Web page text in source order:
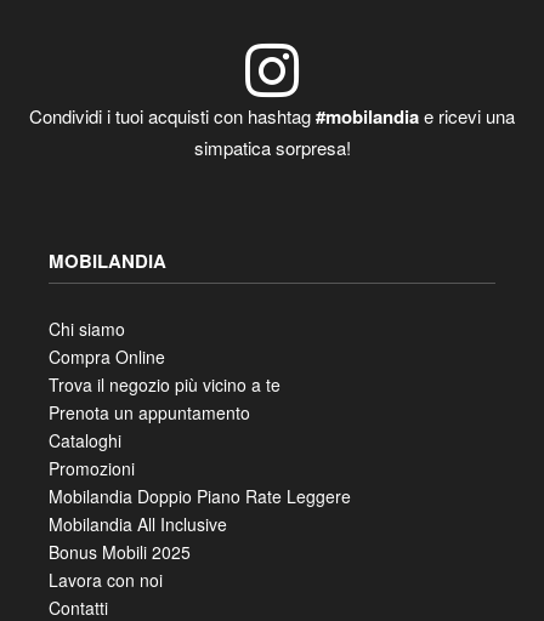
Condividi i tuoi acquisti con hashtag#mobilandiae ricevi una
simpatica sorpresa!
MOBILANDIA
Chi siamo
Compra Online
Trova il negozio più vicino a te
Prenota un appuntamento
Cataloghi
Promozioni
Mobilandia Doppio Piano Rate Leggere
Mobilandia All Inclusive
Bonus Mobili 2025
Lavora con noi
Contatti